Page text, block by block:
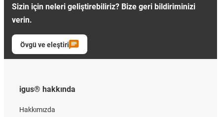
Sizin için neleri geliştirebiliriz? Bize geri bildiriminizi
verin.
Övgü ve eleştiri
igus® hakkında
Hakkımızda